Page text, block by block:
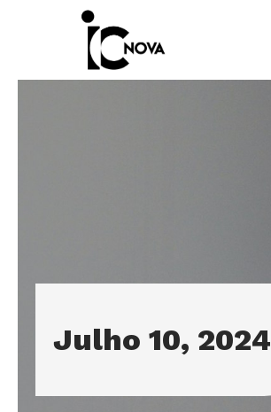
Julho 10, 2024